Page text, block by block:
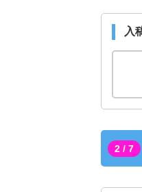
入
2 / 7